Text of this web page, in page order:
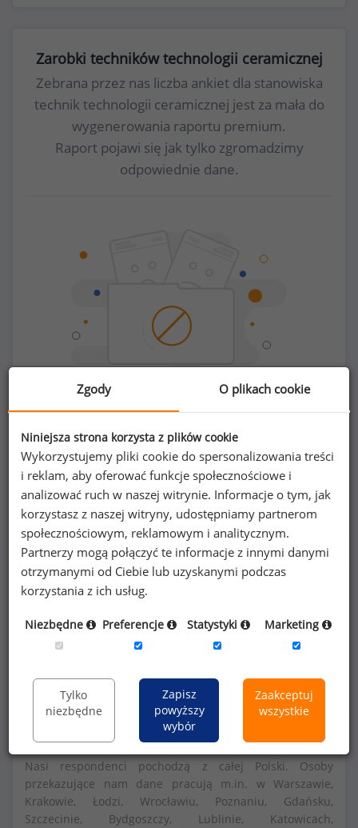
Zarobki techników technologii ceramicznej
Zebrana przez nas liczba ankiet dla stanowiska
technik technologii ceramicznej jest za mała do
wygenerowania raportu premium.
Raport pojawi się jak tylko zgromadzimy
odpowiednie dane.
Chcesz porównać swoje zarobki z innymi?
Sprawdź ile powinieneś zarabiać
Szczegółowe dane o wynagrodzeniach na 840
portalu wynagrodzenia.pl
Dowiedz się więcej
Nasi respondenci pochodzą z całej Polski. Osoby
przekazujące nam dane pracują m.in. w Warszawie,
Krakowie, Łodzi, Wrocławiu, Poznaniu, Gdańsku,
Szczecinie, Bydgoszczy, Lublinie, Katowicach,
Zgody O plikach cookie
Niniejsza strona korzysta z plików cookie
Wykorzystujemy pliki cookie do spersonalizowania treści
i reklam, aby oferować funkcje społecznościowe i
analizować ruch w naszej witrynie. Informacje o tym, jak
korzystasz z naszej witryny, udostępniamy partnerom
społecznościowym, reklamowym i analitycznym.
Partnerzy mogą połączyć te informacje z innymi danymi
otrzymanymi od Ciebie lub uzyskanymi podczas
korzystania z ich usług.
Niezbędne Preferencje Statystyki Marketing
Tylko
niezbędne
Zapisz
powyższy
wybór
Zaakceptuj
wszystkie